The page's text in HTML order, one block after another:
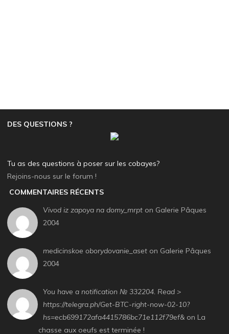
DES QUESTIONS ?
Tu as des questions à poser sur les cobayes?
Rejoins-nous sur le forum !
COMMENTAIRES RÉCENTS
Vivod iz zapoya na domy_mrpt on Galerie Pâques
2004
medicinskoe oborydovanie_aset on Galerie Pâques
2004
You have a notification № 332204. Read >
https://telegra.ph/Get-BTC-right-now-02-10?
hs=ecb699172afa4415786bc71e112f79ef&on La
chasse aux oeufs est terminée !